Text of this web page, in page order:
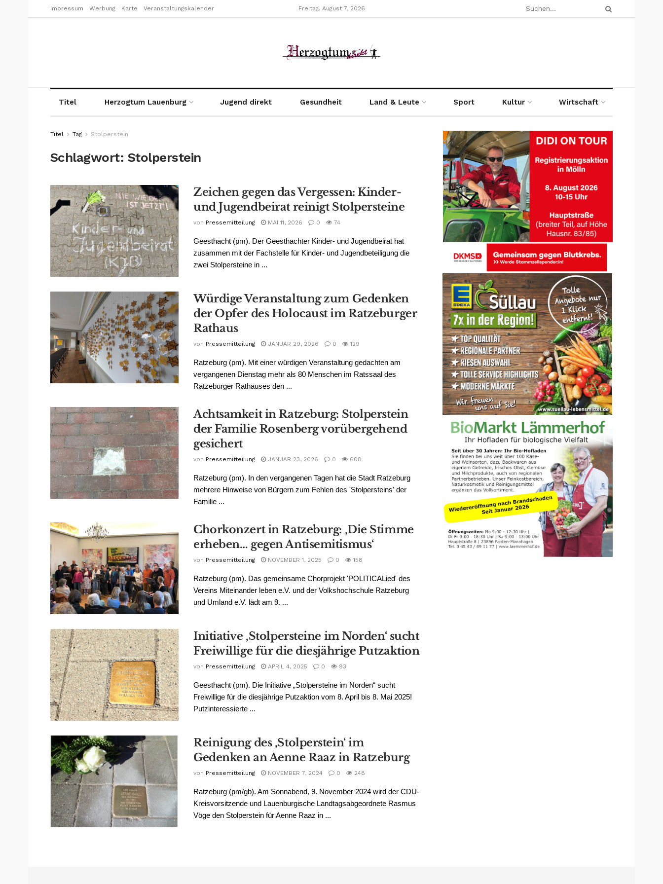
Impressum Werbung Karte Veranstaltungskalender Freitag, August 7, 2026
Titel Herzogtum Lauenburg Jugend direkt Gesundheit Land & Leute Sport Kultur Wirtschaft
Titel Tag Stolperstein
Schlagwort: Stolperstein
Zeichen gegen das Vergessen: Kinder-
und Jugendbeirat reinigt Stolpersteine
von Pressemitteilung MAI 11, 2026 0 74
Geesthacht (pm). Der Geesthachter Kinder- und Jugendbeirat hat
zusammen mit der Fachstelle für Kinder- und Jugendbeteiligung die
zwei Stolpersteine in ...
Würdige Veranstaltung zum Gedenken
der Opfer des Holocaust im Ratzeburger
Rathaus
von Pressemitteilung JANUAR 29, 2026 0 129
Ratzeburg (pm). Mit einer würdigen Veranstaltung gedachten am
vergangenen Dienstag mehr als 80 Menschen im Ratssaal des
Ratzeburger Rathauses den ...
Achtsamkeit in Ratzeburg: Stolperstein
der Familie Rosenberg vorübergehend
gesichert
von Pressemitteilung JANUAR 23, 2026 0 608
Ratzeburg (pm). In den vergangenen Tagen hat die Stadt Ratzeburg
mehrere Hinweise von Bürgern zum Fehlen des 'Stolpersteins' der
Familie ...
Chorkonzert in Ratzeburg: ‚Die Stimme
erheben… gegen Antisemitismus‘
von Pressemitteilung NOVEMBER 1, 2025 0 158
Ratzeburg (pm). Das gemeinsame Chorprojekt 'POLITICALied' des
Vereins Miteinander leben e.V. und der Volkshochschule Ratzeburg
und Umland e.V. lädt am 9. ...
Initiative ‚Stolpersteine im Norden‘ sucht
Freiwillige für die diesjährige Putzaktion
von Pressemitteilung APRIL 4, 2025 0 93
Geesthacht (pm). Die Initiative „Stolpersteine im Norden“ sucht
Freiwillige für die diesjährige Putzaktion vom 8. April bis 8. Mai 2025!
Putzinteressierte ...
Reinigung des ‚Stolperstein‘ im
Gedenken an Aenne Raaz in Ratzeburg
von Pressemitteilung NOVEMBER 7, 2024 0 248
Ratzeburg (pm/gb). Am Sonnabend, 9. November 2024 wird der CDU-
Kreisvorsitzende und Lauenburgische Landtagsabgeordnete Rasmus
Vöge den Stolperstein für Aenne Raaz in ...